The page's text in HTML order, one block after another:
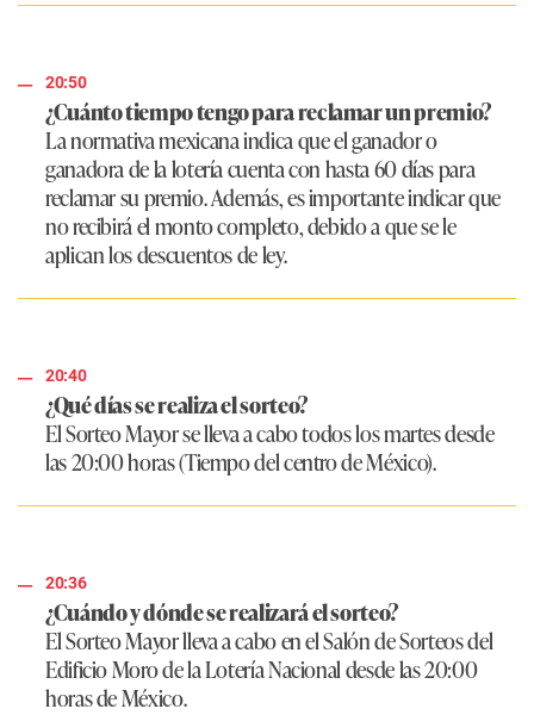
20:50
¿Cuánto tiempo tengo para reclamar un premio?
La normativa mexicana indica que el ganador o
ganadora de la lotería cuenta con hasta 60 días para
reclamar su premio. Además, es importante indicar que
no recibirá el monto completo, debido a que se le
aplican los descuentos de ley.
20:40
¿Qué días se realiza el sorteo?
El Sorteo Mayor se lleva a cabo todos los martes desde
las 20:00 horas (Tiempo del centro de México).
20:36
¿Cuándo y dónde se realizará el sorteo?
El Sorteo Mayor lleva a cabo en el Salón de Sorteos del
Edificio Moro de la Lotería Nacional desde las 20:00
horas de México.